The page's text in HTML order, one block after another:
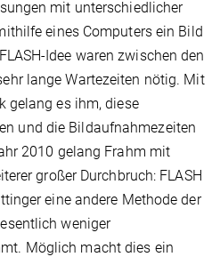
mit unterschiedlicher
eines Computers ein Bild
Idee waren zwischen den
lange Wartezeiten nötig. Mit
gelang es ihm, diese
und die Bildaufnahmezeiten
2010 gelang Frahm mit
großer Durchbruch: FLASH
eine andere Methode der
weniger
Möglich macht dies ein